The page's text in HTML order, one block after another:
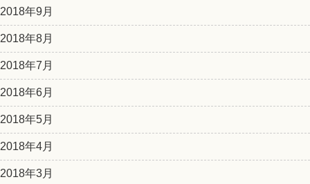
2018年9月
2018年8月
2018年7月
2018年6月
2018年5月
2018年4月
2018年3月